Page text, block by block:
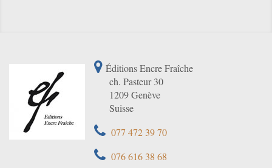
Éditions Encre Fraîche
ch. Pasteur 30
1209 Genève
Suisse
077 472 39 70
076 616 38 68